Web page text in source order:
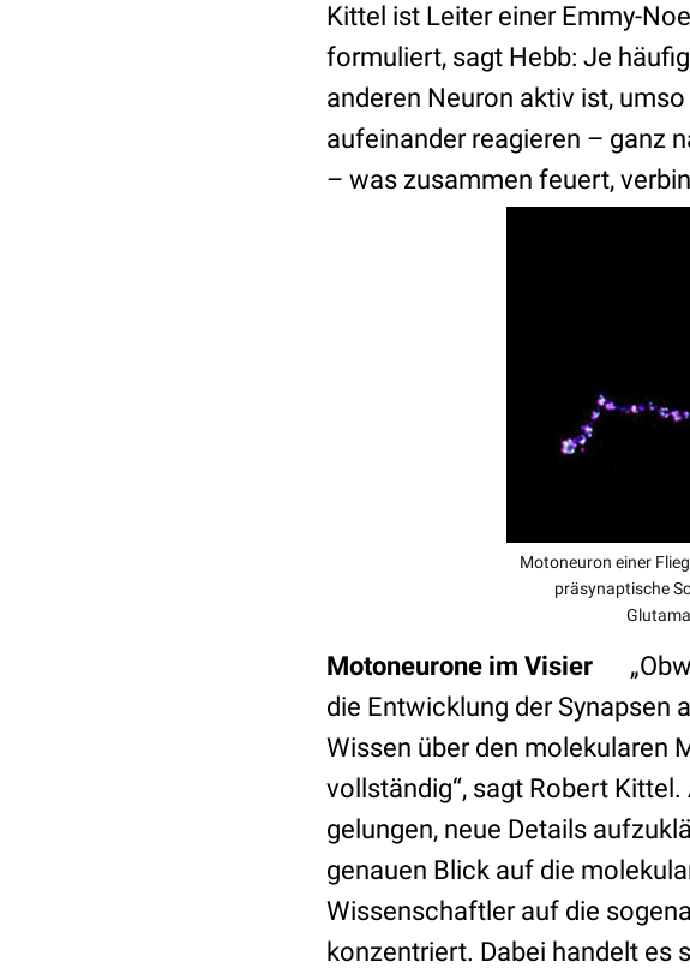
Kittel ist Leiter einer Emmy-
formuliert, sagt Hebb: Je
anderen Neuron aktiv ist,
aufeinander reagieren – ganz
– was zusammen feuert,
Motoneuron einer
präsynaptische
Motoneurone im Visier
die Entwicklung der Synapsen
Wissen über den molekularen
vollständig“, sagt Robert
gelungen, neue Details
genauen Blick auf die
Wissenschaftler auf die
konzentriert. Dabei handelt es